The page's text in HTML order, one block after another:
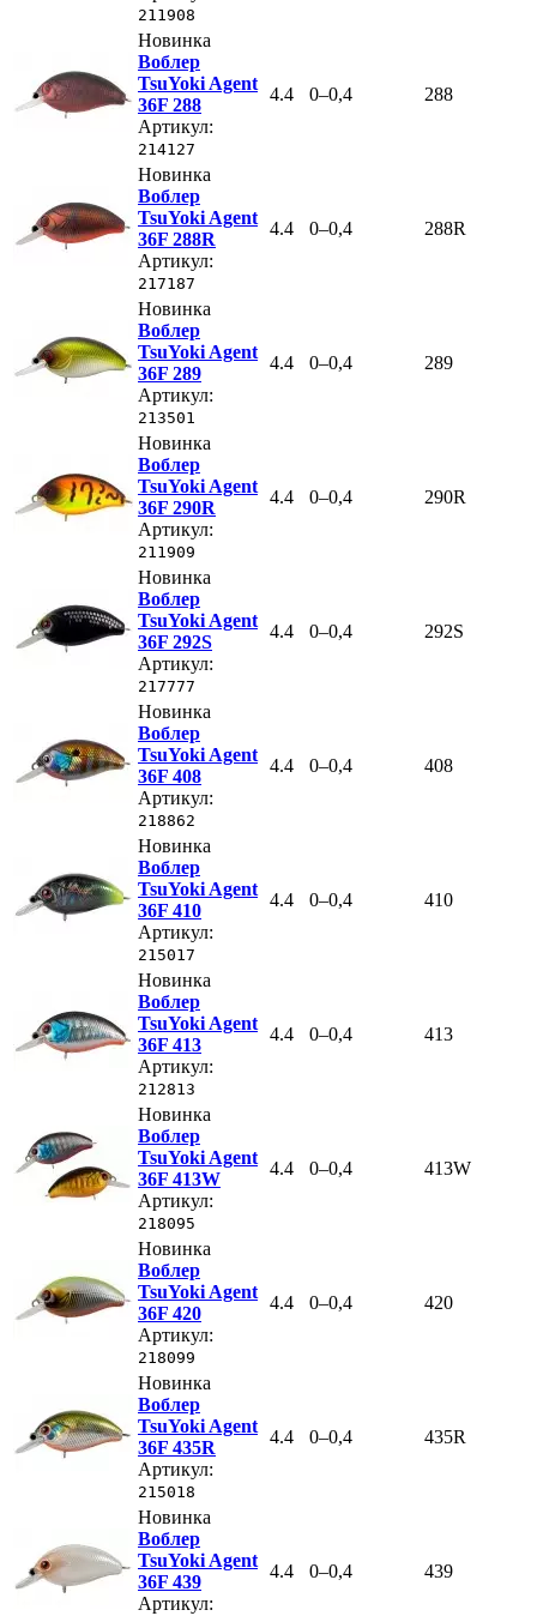
211908
Новинка
Воблер
TsuYoki Agent
36F 288
Артикул:
214127
4.4 0–0,4 288
Новинка
Воблер
TsuYoki Agent
36F 288R
Артикул:
217187
4.4 0–0,4 288R
Новинка
Воблер
TsuYoki Agent
36F 289
Артикул:
213501
4.4 0–0,4 289
Новинка
Воблер
TsuYoki Agent
36F 290R
Артикул:
211909
4.4 0–0,4 290R
Новинка
Воблер
TsuYoki Agent
36F 292S
Артикул:
217777
4.4 0–0,4 292S
Новинка
Воблер
TsuYoki Agent
36F 408
Артикул:
218862
4.4 0–0,4 408
Новинка
Воблер
TsuYoki Agent
36F 410
Артикул:
215017
4.4 0–0,4 410
Новинка
Воблер
TsuYoki Agent
36F 413
Артикул:
212813
4.4 0–0,4 413
Новинка
Воблер
TsuYoki Agent
36F 413W
Артикул:
218095
4.4 0–0,4 413W
Новинка
Воблер
TsuYoki Agent
36F 420
Артикул:
218099
4.4 0–0,4 420
Новинка
Воблер
TsuYoki Agent
36F 435R
Артикул:
215018
4.4 0–0,4 435R
Новинка
Воблер
TsuYoki Agent
36F 439
Артикул:
4.4 0–0,4 439